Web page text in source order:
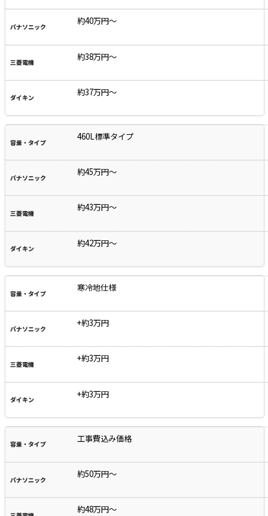
約40万円～
約38万円～
約37万円～
460L標準タイプ
約45万円～
約43万円～
約42万円～
寒冷地仕様
+約3万円
+約3万円
+約3万円
工事費込み価格
約50万円～
約48万円～